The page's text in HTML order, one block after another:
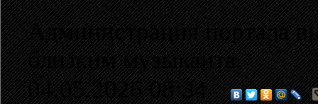
Администрация портала
близким музыканта.
04.05.2026 08:34